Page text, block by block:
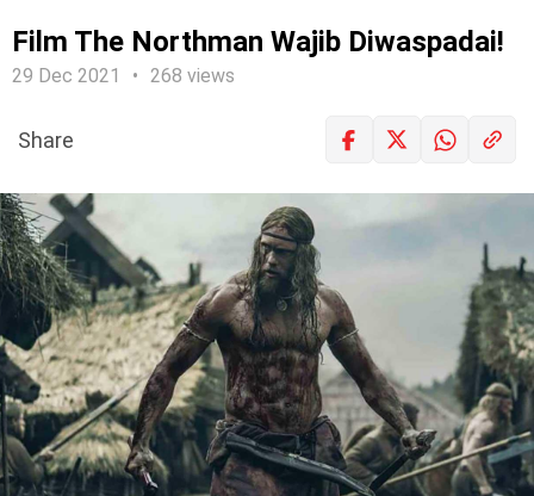
Film The Northman Wajib Diwaspadai!
29 Dec 2021 268 views
LOGIN
Share